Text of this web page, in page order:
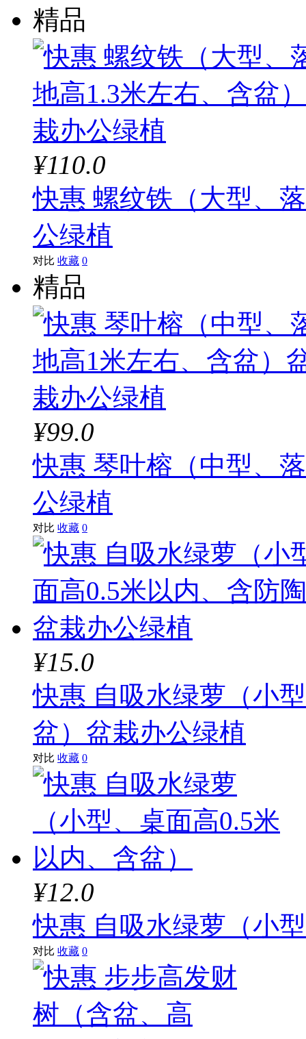
精品
¥110.0
快惠 螺纹铁（大型、
公绿植
对比 收藏 0
精品
¥99.0
快惠 琴叶榕（中型、
公绿植
对比 收藏 0
¥15.0
快惠 自吸水绿萝（小
盆）盆栽办公绿植
对比 收藏 0
¥12.0
快惠 自吸水绿萝（小
对比 收藏 0